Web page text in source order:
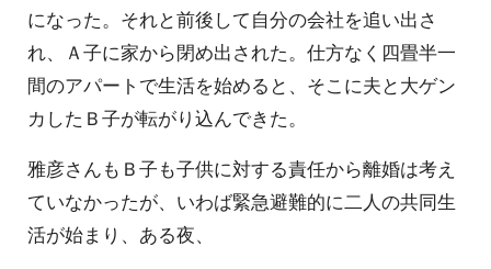
になった。それと前後して自分の会社を追い出さ
れ、Ａ子に家から閉め出された。仕方なく四畳半一
間のアパートで生活を始めると、そこに夫と大ゲン
カしたＢ子が転がり込んできた。
雅彦さんもＢ子も子供に対する責任から離婚は考え
ていなかったが、いわば緊急避難的に二人の共同生
活が始まり、ある夜、